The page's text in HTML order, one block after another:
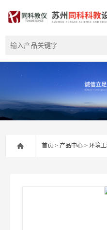
首页 >产品中心 >环境